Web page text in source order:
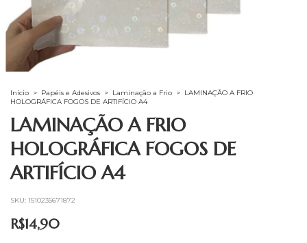
Início > Papéis e Adesivos > Laminação a Frio > LAMINAÇÃO A FRIO
HOLOGRÁFICA FOGOS DE ARTIFÍCIO A4
LAMINAÇÃO A FRIO
HOLOGRÁFICA FOGOS DE
ARTIFÍCIO A4
SKU: 1510235671872
R$14,90